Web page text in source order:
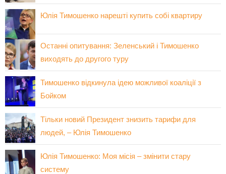
Юлія Тимошенко нарешті купить собі квартиру
Останні опитування: Зеленський і Тимошенко
виходять до другого туру
Тимошенко відкинула ідею можливої коаліції з
Бойком
Тільки новий Президент знизить тарифи для
людей, – Юлія Тимошенко
Юлія Тимошенко: Моя місія – змінити стару
систему